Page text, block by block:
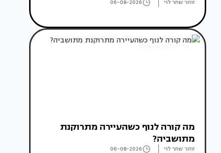
זוהר שחר לוי 06-08-2026
אדריכלות מהעולם
מה קורה לנוף כשהעיירה מתרוקנת
מתושביה?
זוהר שחר לוי 06-08-2026